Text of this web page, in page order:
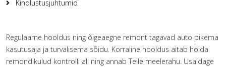
Kindlustusjuhtumid
Regulaarne hooldus ning õigeaegne remont tagavad auto pikema
kasutusaja ja turvalisema sõidu. Korraline hooldus aitab hoida
remondikulud kontrolli all ning annab Teile meelerahu. Usaldage